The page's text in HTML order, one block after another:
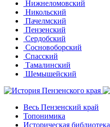
Нижнеломовский
Никольский
Пачелмский
Пензенский
Сердобский
Сосновоборский
Спасский
Тамалинский
Шемышейский
Весь Пензенский край
Топонимика
Историческая библиотека